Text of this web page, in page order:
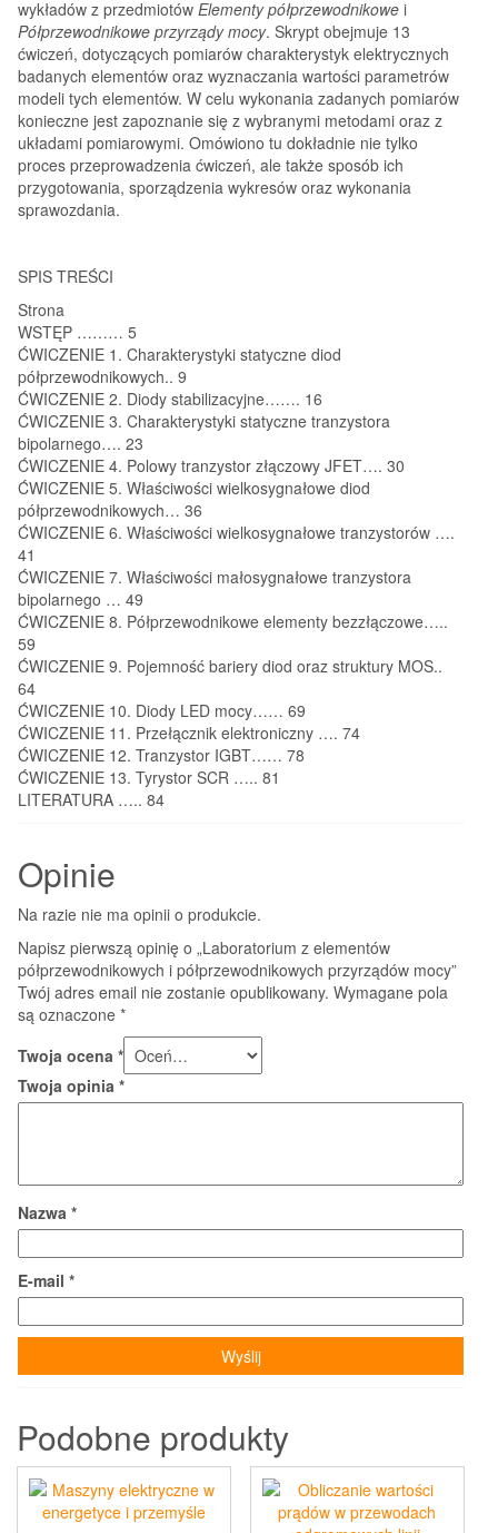
wykładów z przedmiotów Elementy półprzewodnikowe i
Półprzewodnikowe przyrządy mocy. Skrypt obejmuje 13
ćwiczeń, dotyczących pomiarów charakterystyk elektrycznych
badanych elementów oraz wyznaczania wartości parametrów
modeli tych elementów. W celu wykonania zadanych pomiarów
konieczne jest zapoznanie się z wybranymi metodami oraz z
układami pomiarowymi. Omówiono tu dokładnie nie tylko
proces przeprowadzenia ćwiczeń, ale także sposób ich
przygotowania, sporządzenia wykresów oraz wykonania
sprawozdania.
SPIS TREŚCI
Strona
WSTĘP ……… 5
ĆWICZENIE 1. Charakterystyki statyczne diod
półprzewodnikowych.. 9
ĆWICZENIE 2. Diody stabilizacyjne……. 16
ĆWICZENIE 3. Charakterystyki statyczne tranzystora
bipolarnego…. 23
ĆWICZENIE 4. Polowy tranzystor złączowy JFET…. 30
ĆWICZENIE 5. Właściwości wielkosygnałowe diod
półprzewodnikowych… 36
ĆWICZENIE 6. Właściwości wielkosygnałowe tranzystorów ….
41
ĆWICZENIE 7. Właściwości małosygnałowe tranzystora
bipolarnego … 49
ĆWICZENIE 8. Półprzewodnikowe elementy bezzłączowe…..
59
ĆWICZENIE 9. Pojemność bariery diod oraz struktury MOS..
64
ĆWICZENIE 10. Diody LED mocy…… 69
ĆWICZENIE 11. Przełącznik elektroniczny …. 74
ĆWICZENIE 12. Tranzystor IGBT…… 78
ĆWICZENIE 13. Tyrystor SCR ….. 81
LITERATURA ….. 84
Opinie
Na razie nie ma opinii o produkcie.
Napisz pierwszą opinię o „Laboratorium z elementów
półprzewodnikowych i półprzewodnikowych przyrządów mocy”
Twój adres email nie zostanie opublikowany. Wymagane pola
są oznaczone *
Twoja ocena *
Twoja opinia *
Nazwa *
E-mail *
Podobne produkty